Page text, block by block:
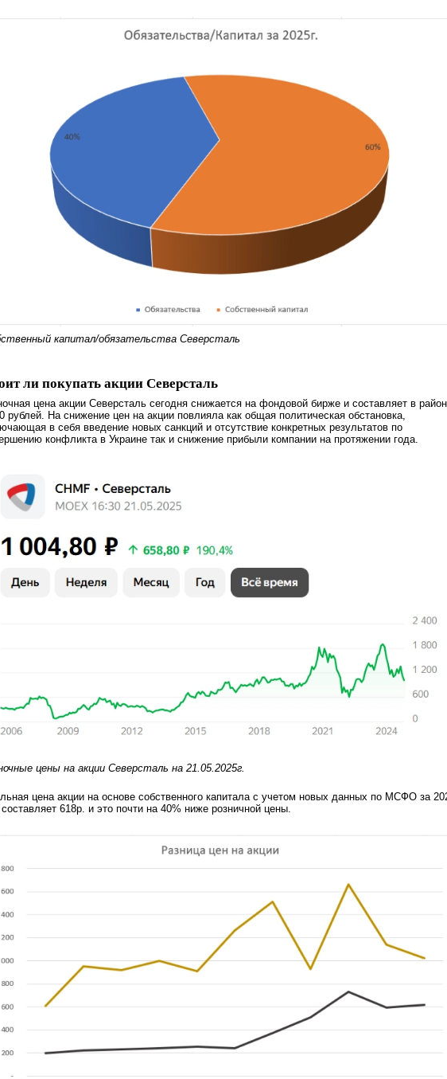
капитал/обязательства Северсталь
ли покупать акции Северсталь
цена акции Северсталь сегодня снижается на фондовой бирже и составляет в
рублей. На снижение цен на акции повлияла как общая политическая обстановка,
в себя введение новых санкций и отсутствие конкретных результатов по
конфликта в Украине так и снижение прибыли компании на протяжении года.
цены на акции Северсталь на 21.05.2025г.
цена акции на основе собственного капитала с учетом новых данных по МСФО за
составляет 618р. и это почти на 40% ниже розничной цены.